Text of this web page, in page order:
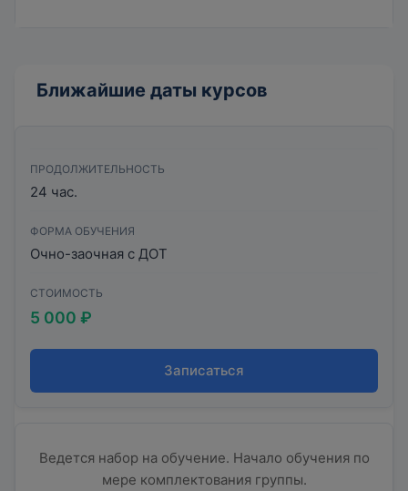
Ближайшие даты курсов
ПРОДОЛЖИТЕЛЬНОСТЬ
24 час.
ФОРМА ОБУЧЕНИЯ
Очно-заочная с ДОТ
СТОИМОСТЬ
5 000 ₽
Записаться
Ведется набор на обучение. Начало обучения по
мере комплектования группы.